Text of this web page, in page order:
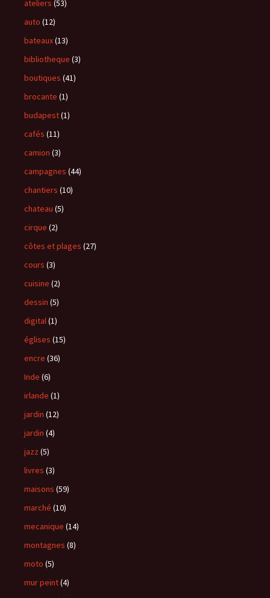
ateliers (53)
auto (12)
bateaux(13)
bibliotheque (3)
boutiques (41)
brocante (1)
budapest(1)
cafés (11)
camion (3)
campagnes (44)
chantiers (10)
chateau (5)
cirque (2)
côtes et plages (27)
cours (3)
cuisine (2)
dessin (5)
digital(1)
églises (15)
encre (36)
Inde (6)
irlande (1)
jardin (12)
jardin (4)
jazz (5)
livres (3)
maisons (59)
marché (10)
mecanique (14)
montagnes (8)
moto (5)
mur peint(4)